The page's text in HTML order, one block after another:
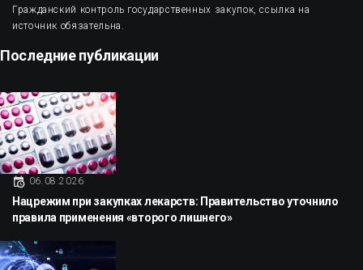
Гражданский контроль государственных закупок, ссылка на
источник обязательна.
Последние публикации
06.08.2026
Нацрежим при закупках лекарств: Правительство уточнило
правила применения «второго лишнего»